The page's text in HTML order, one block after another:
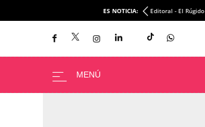
ES NOTICIA: Editoral - El Rúgido